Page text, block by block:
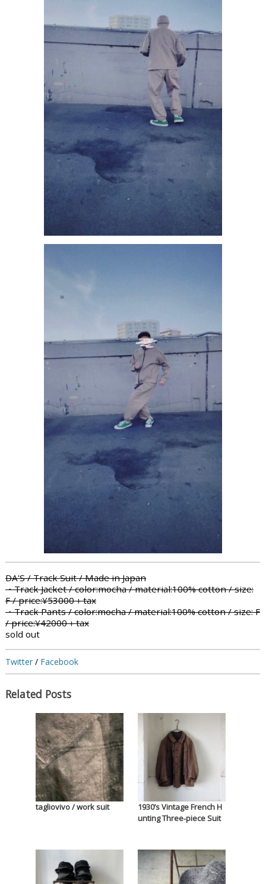
DA'S / Track Suit / Made in Japan
・Track Jacket / color:mocha / material:100% cotton / size:
F / price:¥53000＋tax
・Track Pants / color:mocha / material:100% cotton / size: F
/ price:¥42000＋tax
sold out
Twitter/ Facebook
Related Posts
tagliovivo / work suit
1930’s Vintage French H
unting Three‐piece Suit